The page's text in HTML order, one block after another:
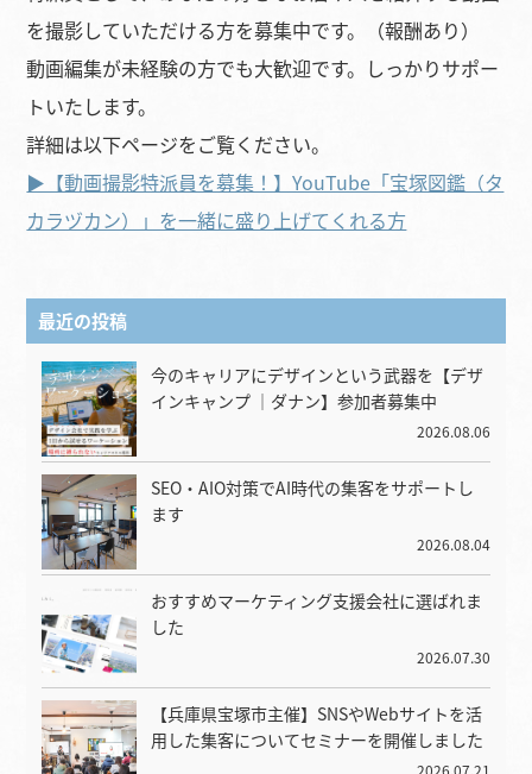
を撮影していただける方を募集中です。（報酬あり）
動画編集が未経験の方でも大歓迎です。しっかりサポー
トいたします。
詳細は以下ページをご覧ください。
▶︎【動画撮影特派員を募集！】YouTube「宝塚図鑑（タ
カラヅカン）」を一緒に盛り上げてくれる方
最近の投稿
今のキャリアにデザインという武器を【デザ
インキャンプ ｜ダナン】参加者募集中
2026.08.06
SEO・AIO対策でAI時代の集客をサポートし
ます
2026.08.04
おすすめマーケティング支援会社に選ばれま
した
2026.07.30
【兵庫県宝塚市主催】SNSやWebサイトを活
用した集客についてセミナーを開催しました
2026.07.21